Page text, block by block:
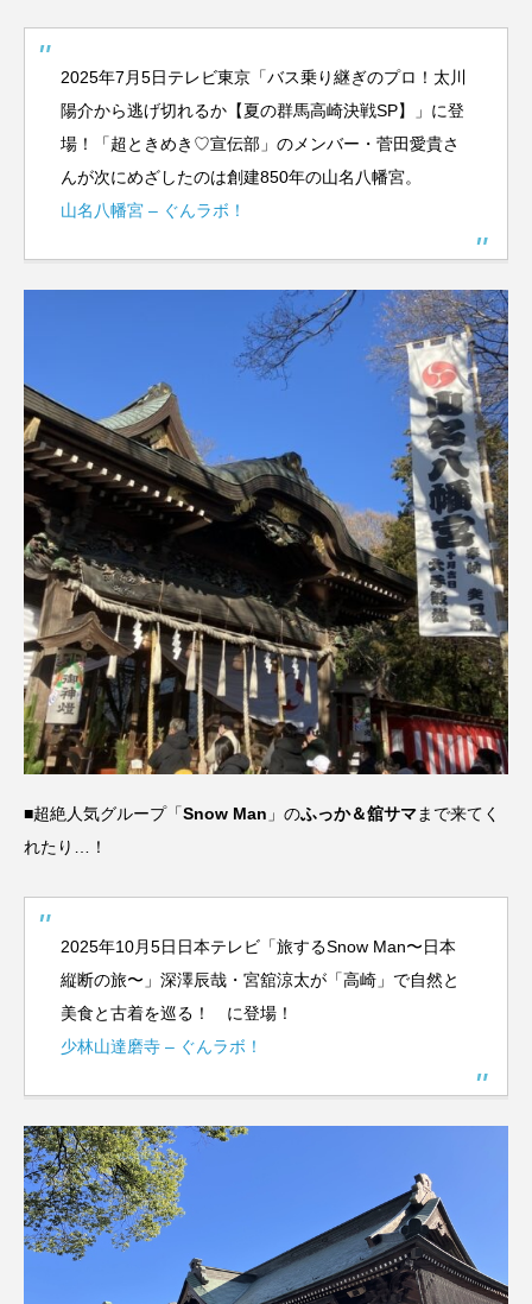
2025年7月5日テレビ東京「バス乗り継ぎのプロ！太川
陽介から逃げ切れるか【夏の群馬高崎決戦SP】」に登
場！「超ときめき♡宣伝部」のメンバー・菅田愛貴さ
んが次にめざしたのは創建850年の山名八幡宮。
山名八幡宮 – ぐんラボ！
■超絶人気グループ「Snow Man 」のふっか＆舘サマまで来てく
れたり…！
2025年10月5日日本テレビ「旅するSnow Man〜日本
縦断の旅〜」深澤辰哉・宮舘涼太が「高崎」で自然と
美食と古着を巡る！ に登場！
少林山達磨寺 – ぐんラボ！